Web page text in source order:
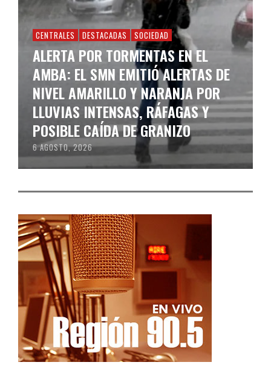
CENTRALES DESTACADAS SOCIEDAD
ALERTA POR TORMENTAS EN EL
AMBA: EL SMN EMITIÓ ALERTAS DE
NIVEL AMARILLO Y NARANJA POR
LLUVIAS INTENSAS, RÁFAGAS Y
POSIBLE CAÍDA DE GRANIZO
6 AGOSTO, 2026